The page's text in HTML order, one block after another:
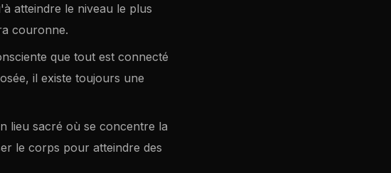
atteindre le niveau le plus
couronne.
que tout est connecté
il existe toujours une
lieu sacré où se concentre la
le corps pour atteindre des